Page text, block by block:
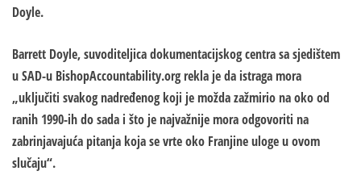
Doyle.
Barrett Doyle, suvoditeljica dokumentacijskog centra sa sjedištem
u SAD-u BishopAccountability.org rekla je da istraga mora
„uključiti svakog nadređenog koji je možda zažmirio na oko od
ranih 1990-ih do sada i što je najvažnije mora odgovoriti na
zabrinjavajuća pitanja koja se vrte oko Franjine uloge u ovom
slučaju“.